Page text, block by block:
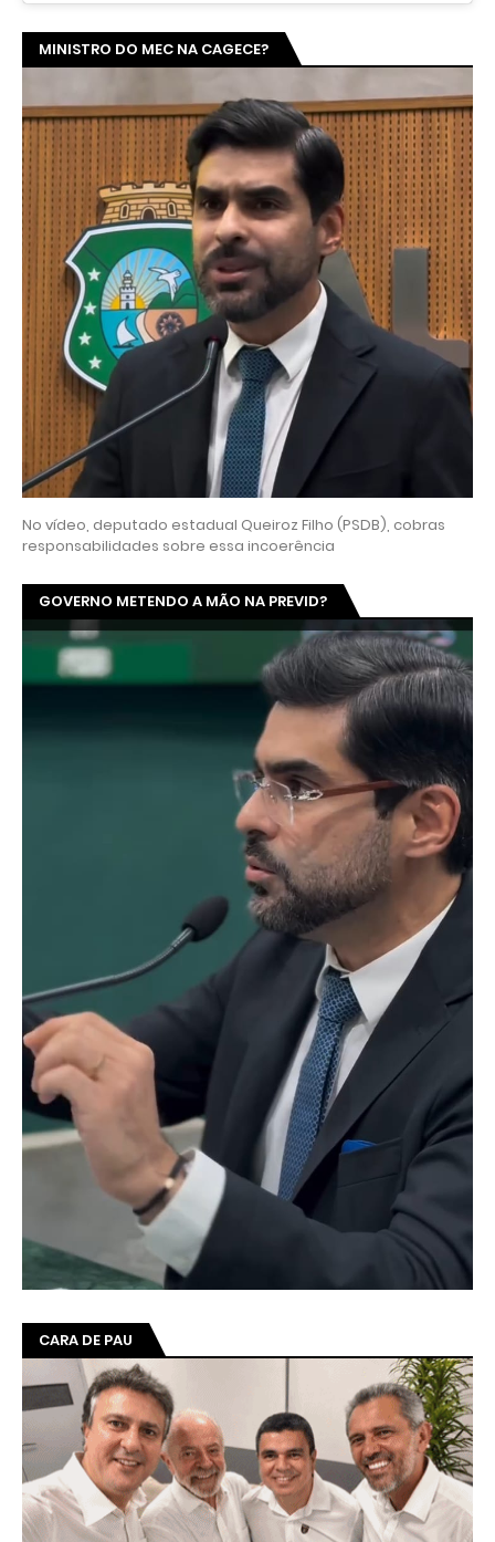
MINISTRO DO MEC NA CAGECE?
No vídeo, deputado estadual Queiroz Filho (PSDB), cobras
responsabilidades sobre essa incoerência
GOVERNO METENDO A MÃO NA PREVID?
CARA DE PAU